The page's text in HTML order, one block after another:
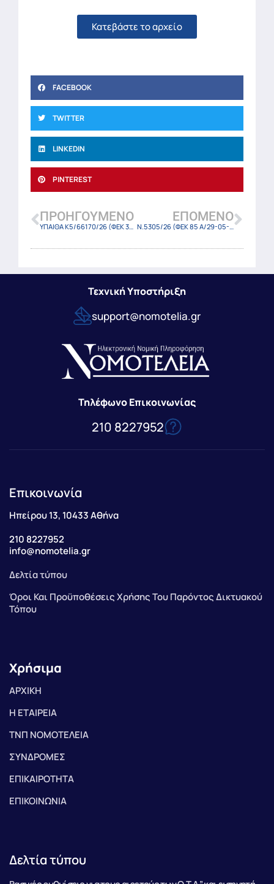
Κατεβάστε το αρχείο
FACEBOOK
TWITTER
LINKEDIN
PINTEREST
ΠΡΟΗΓΟΎΜΕΝΟ
ΥΠΑΙΘΑ Κ5/66170/26 (ΦΕΚ 3045 Β/29-05-2026)
ΕΠΌΜΕΝΟ
Ν.5305/26 (ΦΕΚ 85 Α/29-05-2026)
Τεχνική Υποστήριξη
support@nomotelia.gr
Τηλέφωνο Επικοινωνίας
210 8227952
Επικοινωνία
Ηπείρου 13, 10433 Αθήνα
210 8227952
info@nomotelia.gr
Δελτία τύπου
Όροι Και Προϋποθέσεις Χρήσης Του Παρόντος Δικτυακού
Τόπου
Χρήσιμα
ΑΡΧΙΚΗ
Η ΕΤΑΙΡΕΙΑ
ΤΝΠ ΝΟΜΟΤΕΛΕΙΑ
ΣΥΝΔΡΟΜΕΣ
ΕΠΙΚΑΙΡΟΤΗΤΑ
ΕΠΙΚΟΙΝΩΝΙΑ
Δελτία τύπου